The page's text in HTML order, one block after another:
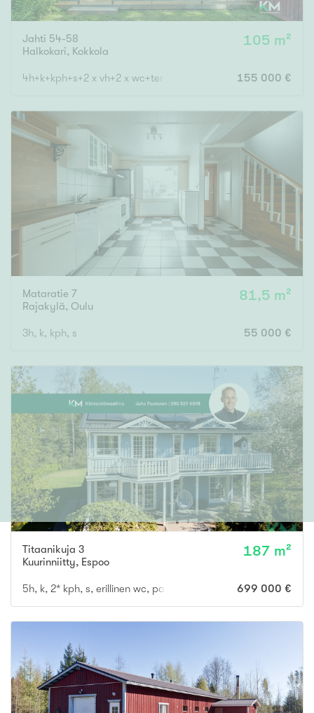
Jahti 54-58
Halkokari, Kokkola
105 m²
4h+k+kph+s+2 x vh+2 x wc+terassi+var 155 000 €
Mataratie 7
Rajakylä, Oulu
81,5 m²
3h, k, kph, s 55 000 €
Titaanikuja 3
Kuurinniitty, Espoo
187 m²
5h, k, 2* kph, s, erillinen wc, parveke, terassi 699 000 €